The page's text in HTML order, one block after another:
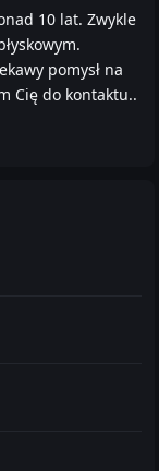
10 lat. Zwykle
pomysł na
Cię do kontaktu..